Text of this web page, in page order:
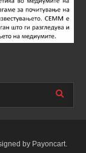
by Payoncart.